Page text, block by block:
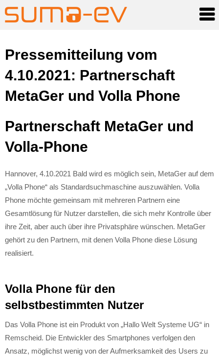
Skip
content
Pressemitteilung vom
4.10.2021: Partnerschaft
MetaGer und Volla Phone
Partnerschaft MetaGer und
Volla-Phone
Hannover, 4.10.2021 Bald wird es möglich sein, MetaGer auf dem
„Volla Phone“ als Standardsuchmaschine auszuwählen. Volla
Phone möchte gemeinsam mit mehreren Partnern eine
Gesamtlösung für Nutzer darstellen, die sich mehr Kontrolle über
ihre Zeit, aber auch über ihre Privatsphäre wünschen. MetaGer
gehört zu den Partnern, mit denen Volla Phone diese Lösung
realisiert.
Volla Phone für den
selbstbestimmten Nutzer
Das Volla Phone ist ein Produkt von „Hallo Welt Systeme UG“ in
Remscheid. Die Entwickler des Smartphones verfolgen den
Ansatz, möglichst wenig von der Aufmerksamkeit des Users zu